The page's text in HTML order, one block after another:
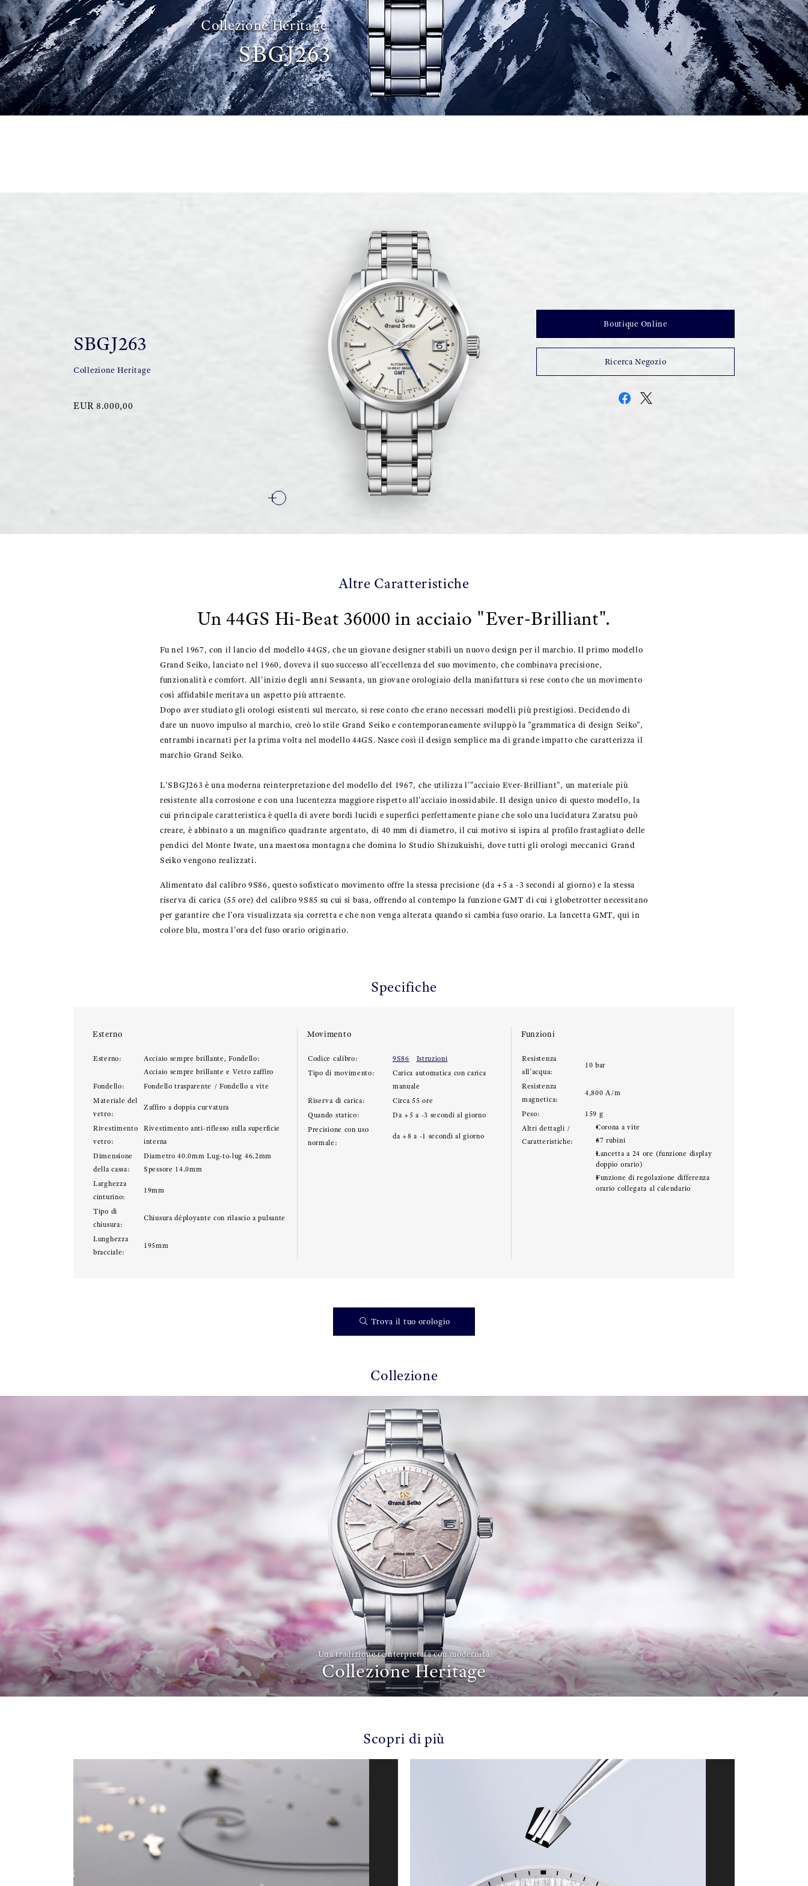
Collezione Heritage
SBGJ263
SBGJ263
Collezione Heritage
EUR 8.000,00
Boutique Online
Ricerca Negozio
Altre Caratteristiche
Un 44GS Hi-Beat 36000 in acciaio "Ever-Brilliant".
Fu nel 1967, con il lancio del modello 44GS, che un giovane designer stabilì un nuovo design per il marchio. Il primo modello
Grand Seiko, lanciato nel 1960, doveva il suo successo all'eccellenza del suo movimento, che combinava precisione,
funzionalità e comfort. All'inizio degli anni Sessanta, un giovane orologiaio della manifattura si rese conto che un movimento
così affidabile meritava un aspetto più attraente.
Dopo aver studiato gli orologi esistenti sul mercato, si rese conto che erano necessari modelli più prestigiosi. Decidendo di
dare un nuovo impulso al marchio, creò lo stile Grand Seiko e contemporaneamente sviluppò la "grammatica di design Seiko",
entrambi incarnati per la prima volta nel modello 44GS. Nasce così il design semplice ma di grande impatto che caratterizza il
marchio Grand Seiko.
L'SBGJ263 è una moderna reinterpretazione del modello del 1967, che utilizza l'"acciaio Ever-Brilliant", un materiale più
resistente alla corrosione e con una lucentezza maggiore rispetto all'acciaio inossidabile. Il design unico di questo modello, la
cui principale caratteristica è quella di avere bordi lucidi e superfici perfettamente piane che solo una lucidatura Zaratsu può
creare, è abbinato a un magnifico quadrante argentato, di 40 mm di diametro, il cui motivo si ispira al profilo frastagliato delle
pendici del Monte Iwate, una maestosa montagna che domina lo Studio Shizukuishi, dove tutti gli orologi meccanici Grand
Seiko vengono realizzati.
Alimentato dal calibro 9S86, questo sofisticato movimento offre la stessa precisione (da +5 a -3 secondi al giorno) e la stessa
riserva di carica (55 ore) del calibro 9S85 su cui si basa, offrendo al contempo la funzione GMT di cui i globetrotter necessitano
per garantire che l'ora visualizzata sia corretta e che non venga alterata quando si cambia fuso orario. La lancetta GMT, qui in
colore blu, mostra l'ora del fuso orario originario.
Specifiche
Esterno
Esterno:
Acciaio sempre brillante, Fondello:
Acciaio sempre brillante e Vetro zaffiro
Fondello:
Fondello trasparente / Fondello a vite
Materiale del
vetro:
Zaffiro a doppia curvatura
Rivestimento
vetro:
Rivestimento anti-riflesso sulla superficie
interna
Dimensione
della cassa:
Diametro 40.0mm Lug-to-lug 46.2mm
Spessore 14.0mm
Larghezza
cinturino:
19mm
Tipo di
chiusura:
Chiusura déployante con rilascio a pulsante
Lunghezza
bracciale:
195mm
Movimento
Codice calibro: 9S86
Istruzioni
Tipo di movimento:
Carica automatica con carica
manuale
Riserva di carica:
Circa 55 ore
Quando statico:
Da +5 a -3 secondi al giorno
Precisione con uso
normale:
da +8 a -1 secondi al giorno
Funzioni
Resistenza
all’acqua:
10 bar
Resistenza
magnetica:
4,800 A/m
Peso:
159 g
Altri dettagli /
Caratteristiche:
Corona a vite
37 rubini
Lancetta a 24 ore (funzione display
doppio orario)
Funzione di regolazione differenza
orario collegata al calendario
Trova il tuo orologio
Collezione
Una tradizione reinterpretata con modernità
Collezione Heritage
Scopri di più